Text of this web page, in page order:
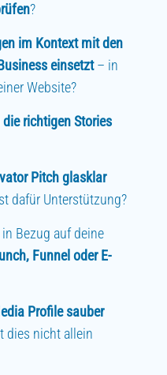
?
im Kontext mit den
einsetzt– in
Website?
richtigen Stories
Pitch glasklar
dafür Unterstützung?
Bezug auf deine
Funnel oder E-
Profile sauber
dies nicht allein